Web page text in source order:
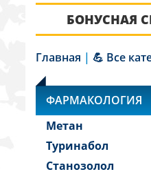
БОНУСНАЯ
Главная | 💪 Все
ФАРМАКОЛОГИЯ
Метан
Туринабол
Станозолол